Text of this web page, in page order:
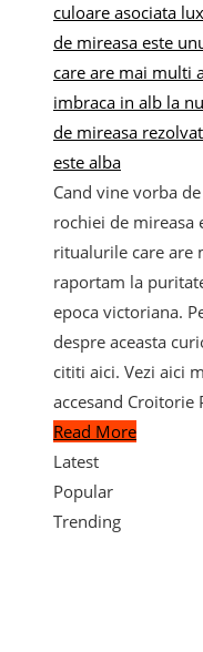
culoare asociata
de mireasa este
care are mai multi
imbraca in alb la
de mireasa
este alba
Cand vine vorba
rochiei de mireasa
ritualurile care are
raportam la
epoca victoriana.
despre aceasta
cititi aici. Vezi aici
accesand Croitorie
Read More
Latest
Popular
Trending